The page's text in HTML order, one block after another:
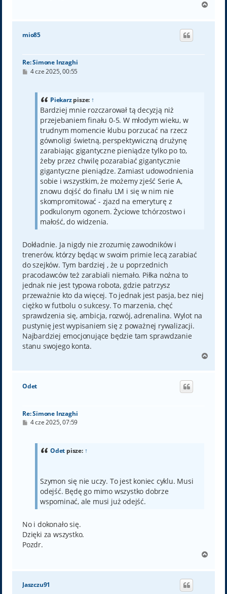
g
mio85
Re: Simone Inzaghi
P4 cze 2025, 00:55
Piekarzpisze: ↑
Bardziej mnie rozczarował tą decyzją niż
przejebaniem finału 0-5. W młodym wieku, w
trudnym momencie klubu porzucać na rzecz
gównoligi świetną, perspektywiczną drużynę
zarabiając gigantyczne pieniądze tylko po to,
żeby przez chwilę pozarabiać gigantycznie
gigantyczne pieniądze. Zamiast udowodnienia
sobie i wszystkim, że możemy zjeść Serie A,
znowu dojść do finału LM i się w nim nie
skompromitować - zjazd na emeryturę z
podkulonym ogonem. Życiowe tchórzostwo i
małość, do widzenia.
Dokładnie. Ja nigdy nie zrozumię zawodników i
trenerów, którzy będąc w swoim primie lecą zarabiać
do szejków. Tym bardziej , że u poprzednich
pracodawców też zarabiali niemało. Piłka nożna to
jednak nie jest typowa robota, gdzie patrzysz
przeważnie kto da więcej. To jednak jest pasja, bez niej
ciężko w futbolu o sukcesy. To marzenia, chęć
sprawdzenia się, ambicja, rozwój, adrenalina. Wylot na
pustynię jest wypisaniem się z poważnej rywalizacji.
Najbardziej emocjonujące będzie tam sprawdzanie
stanu swojego konta.
g
Odet
Re: Simone Inzaghi
P4 cze 2025, 07:59
Odet pisze: ↑
Szymon się nie uczy. To jest koniec cyklu. Musi
odejść. Będę go mimo wszystko dobrze
wspominać, ale musi już odejść.
No i dokonało się.
Dzięki za wszystko.
Pozdr.
g
Jaszczu91